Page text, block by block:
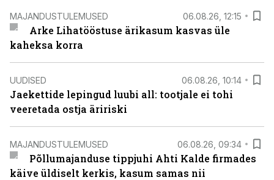
MAJANDUSTULEMUSED 06.08.26, 12:15
Arke Lihatööstuse ärikasum kasvas üle
kaheksa korra
UUDISED 06.08.26, 10:14
Jaekettide lepingud luubi all: tootjale ei tohi
veeretada ostja äririski
MAJANDUSTULEMUSED 06.08.26, 09:34
Põllumajanduse tippjuhi Ahti Kalde firmades
käive üldiselt kerkis, kasum samas nii